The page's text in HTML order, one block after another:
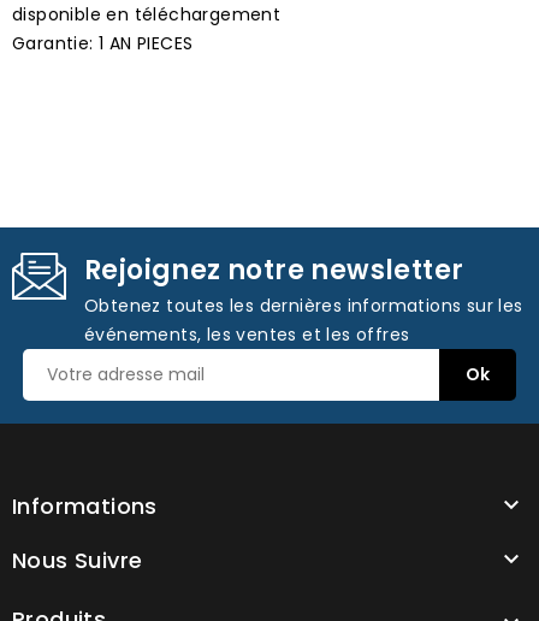
disponible en téléchargement
Garantie: 1 AN PIECES
Rejoignez notre newsletter
Obtenez toutes les dernières informations sur les
événements, les ventes et les offres
Informations 
Nous Suivre 